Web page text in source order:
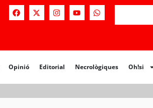
Opinió Editorial Necrològiques Oh!si
Editorial Necrològiques